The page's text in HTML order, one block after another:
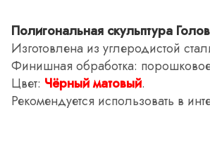
Полигональная скульптура
Изготовлена из углеродистой
Финишная обработка:
Цвет: Чёрный матовый.
Рекомендуется использовать в